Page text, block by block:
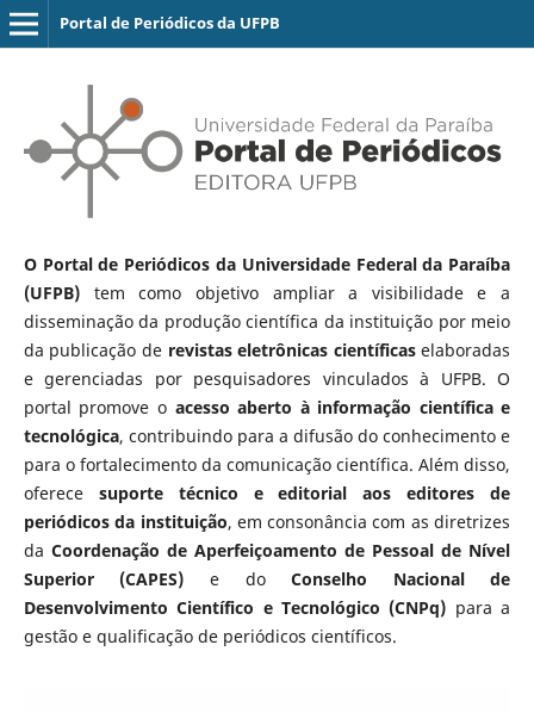
Portal de Periódicos da UFPB
O Portal de Periódicos da Universidade Federal da Paraíba
(UFPB)tem como objetivo ampliar a visibilidade e a
disseminação da produção científica da instituição por meio
da publicação de revistas eletrônicas científicaselaboradas
e gerenciadas por pesquisadores vinculados à UFPB. O
portal promove o acesso aberto à informação científica e
tecnológica, contribuindo para a difusão do conhecimento e
para o fortalecimento da comunicação científica. Além disso,
oferece suporte técnico e editorial aos editores de
periódicos da instituição, em consonância com as diretrizes
da Coordenação de Aperfeiçoamento de Pessoal de Nível
Superior (CAPES) e doConselho Nacional de
Desenvolvimento Científico e Tecnológico (CNPq) para a
gestão e qualificação de periódicos científicos.